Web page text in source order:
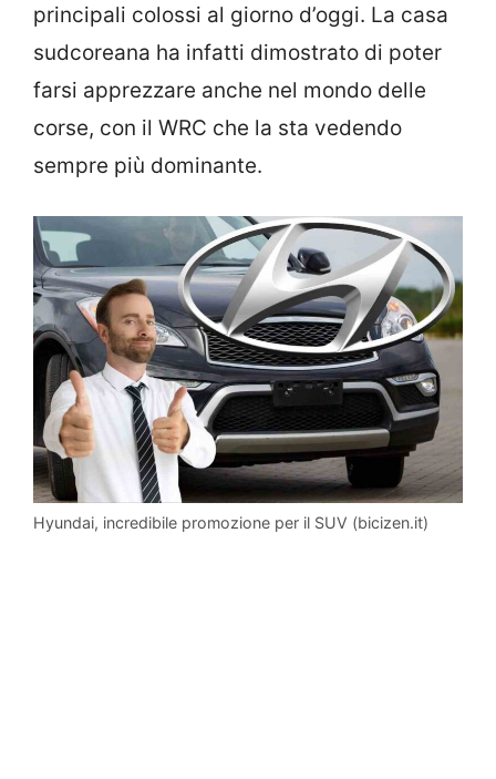
principali colossi al giorno d’oggi. La casa
sudcoreana ha infatti dimostrato di poter
farsi apprezzare anche nel mondo delle
corse, con il WRC che la sta vedendo
sempre più dominante.
Hyundai, incredibile promozione per il SUV (bicizen.it)